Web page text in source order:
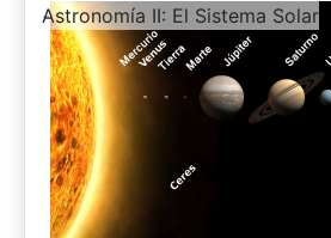
-
Astronomía II: El Sistema Solar